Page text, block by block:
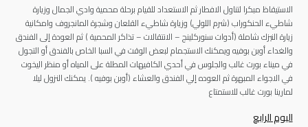
الاستيقاظ مبكرا لتناول الافطارثم الاستعداد للقيام برحلة محمية وادي الجمال وزيارة
شاطيء الحنكوراب (شرم اللولي) وزيارة شاطيء القلعان وشجرة المانجروف وامكانية
زيارة النيزك شاملة (أدوات سنوركلينج – الانتقالات – تذاكر المحمية ) ثم العودة إلى الفندق
والغداء أوبن بوفيه ويمكنك الاستجمام لبعض الوقت في السبا الخاص بالفندق أو التجول
في ميناء بورت غالب والجلوس في أحدي الكافيهات المطلة على المياه أو منظر اليخوت
في الاجواء المبهرة ثم العوده إلي الفندق والعشاء (أوبن بوفيه ).يمكنك النزول ليلا
لمارينا بورت غالب للاستمتاع
اليوم الرابع